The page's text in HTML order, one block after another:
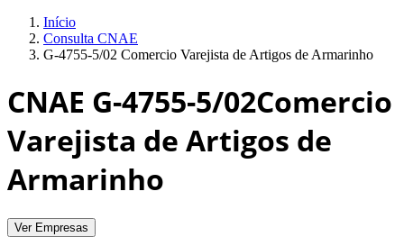
Início
Consulta CNAE
G-4755-5/02 Comercio Varejista de Artigos de Armarinho
CNAE G-4755-5/02Comercio
Varejista de Artigos de
Armarinho
Ver Empresas